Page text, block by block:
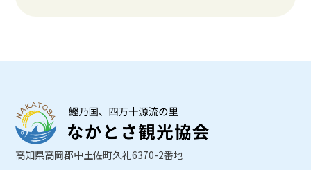
高知県高岡郡中土佐町久礼6370-2番地